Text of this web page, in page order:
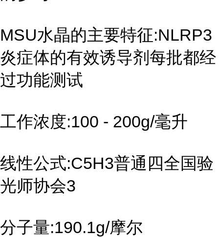
MSU水晶的主要特征:NLRP3
炎症体的有效诱导剂每批都经
过功能测试
工作浓度:100 - 200g/毫升
线性公式:C5H3普通四全国验
光师协会3
分子量:190.1g/摩尔